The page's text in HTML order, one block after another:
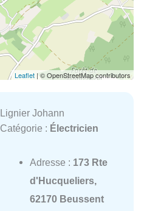
Leaflet | © OpenStreetMap contributors
Lignier Johann
Catégorie : Électricien
Adresse : 173 Rte
d'Hucqueliers,
62170 Beussent